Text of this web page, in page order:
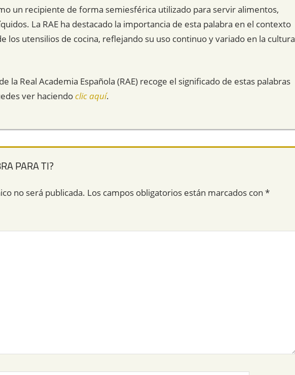
un recipiente de forma semiesférica utilizado para servir alimentos,
La RAE ha destacado la importancia de esta palabra en el contexto
los utensilios de cocina, reflejando su uso continuo y variado en la cultura
la Real Academia Española (RAE) recoge el significado de estas palabras
ver haciendoclic aquí.
PARA TI?
no será publicada. Los campos obligatorios están marcados con *